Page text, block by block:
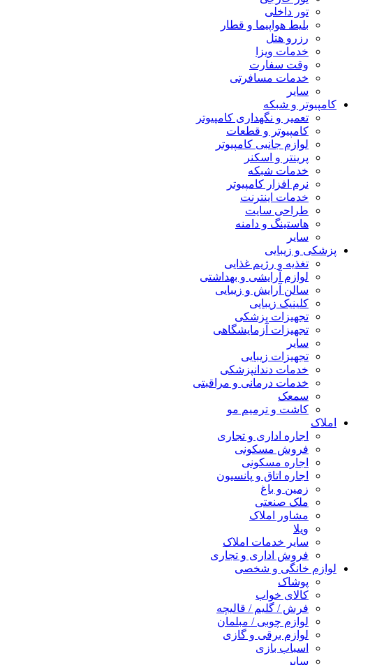
تور داخلی
بلیط هواپیما و قطار
رزرو هتل
خدمات ویزا
وقت سفارت
خدمات مسافرتی
سایر
کامپیوتر و شبکه
تعمیر و نگهداری کامپیوتر
کامپیوتر و قطعات
لوازم جانبی کامپیوتر
پرینتر و اسکنر
خدمات شبکه
نرم افزار کامپیوتر
خدمات اینترنت
طراحی سایت
هاستینگ و دامنه
سایر
پزشکی و زیبایی
تغذیه و رژیم غذایی
لوازم آرایشی و بهداشتی
سالن آرایش و زیبایی
کلینیک زیبایی
تجهیزات پزشکی
تجهیزات آزمایشگاهی
سایر
تجهیزات زیبایی
خدمات دندانپزشکی
خدمات درمانی و مراقبتی
سمعک
کاشت و ترمیم مو
املاک
اجاره اداری و تجاری
فروش مسکونی
اجاره مسکونی
اجاره اتاق و پانسیون
زمین و باغ
ملک صنعتی
مشاور املاک
ویلا
سایر خدمات املاک
فروش اداری و تجاری
لوازم خانگی و شخصی
پوشاک
کالای خواب
فرش / گلیم / قالیچه
لوازم چوبی / مبلمان
لوازم برقی و گازی
اسباب بازی
سایر